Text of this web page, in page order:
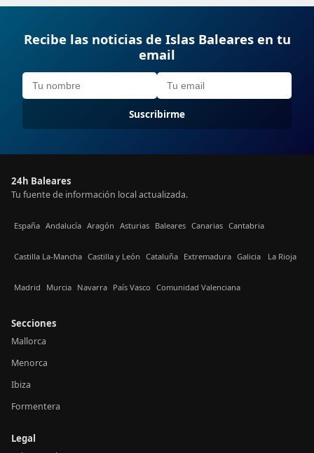
Recibe las noticias de Islas Baleares en tu
email
Suscribirme
24h Baleares
Tu fuente de información local actualizada.
España Andalucía Aragón Asturias Baleares Canarias Cantabria
Castilla La-Mancha Castilla y León Cataluña Extremadura Galicia La Rioja
Madrid Murcia Navarra País Vasco Comunidad Valenciana
Secciones
Mallorca
Menorca
Ibiza
Formentera
Legal